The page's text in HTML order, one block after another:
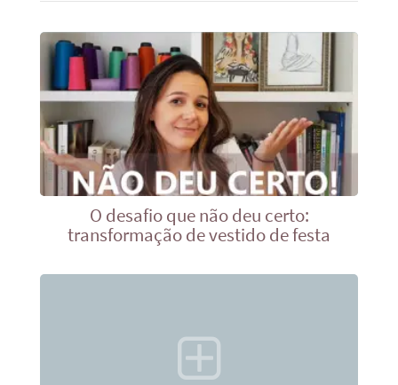
O desafio que não deu certo:
transformação de vestido de festa